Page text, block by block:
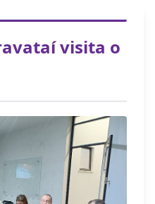
visita o